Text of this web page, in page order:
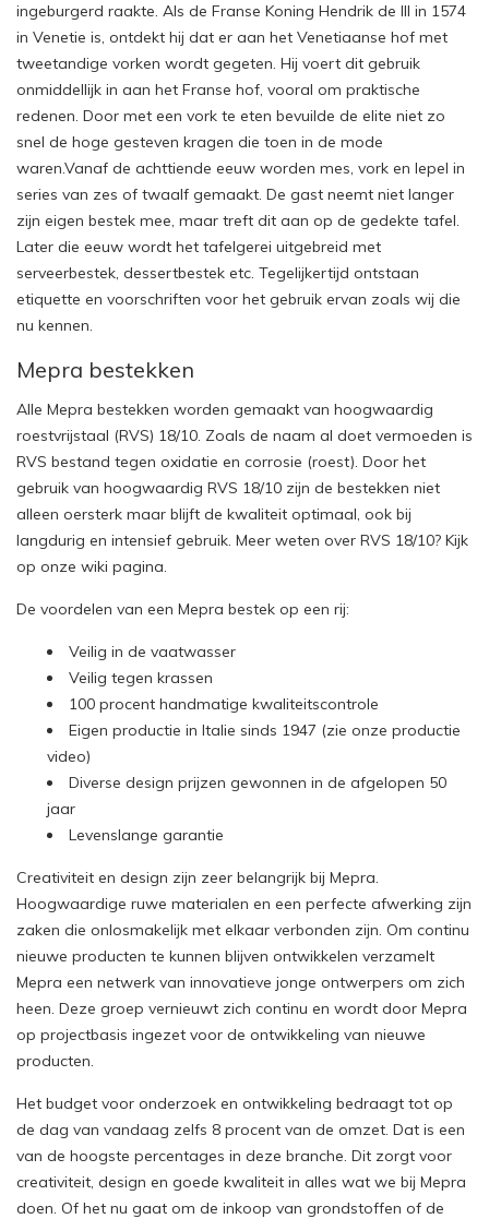
ingeburgerd raakte. Als de Franse Koning Hendrik de III in 1574
in Venetie is, ontdekt hij dat er aan het Venetiaanse hof met
tweetandige vorken wordt gegeten. Hij voert dit gebruik
onmiddellijk in aan het Franse hof, vooral om praktische
redenen. Door met een vork te eten bevuilde de elite niet zo
snel de hoge gesteven kragen die toen in de mode
waren.Vanaf de achttiende eeuw worden mes, vork en lepel in
series van zes of twaalf gemaakt. De gast neemt niet langer
zijn eigen bestek mee, maar treft dit aan op de gedekte tafel.
Later die eeuw wordt het tafelgerei uitgebreid met
serveerbestek, dessertbestek etc. Tegelijkertijd ontstaan
etiquette en voorschriften voor het gebruik ervan zoals wij die
nu kennen.
Mepra bestekken
Alle Mepra bestekken worden gemaakt van hoogwaardig
roestvrijstaal (RVS) 18/10. Zoals de naam al doet vermoeden is
RVS bestand tegen oxidatie en corrosie (roest). Door het
gebruik van hoogwaardig RVS 18/10 zijn de bestekken niet
alleen oersterk maar blijft de kwaliteit optimaal, ook bij
langdurig en intensief gebruik. Meer weten over RVS 18/10? Kijk
op onze wiki pagina.
De voordelen van een Mepra bestek op een rij:
Veilig in de vaatwasser
Veilig tegen krassen
100 procent handmatige kwaliteitscontrole
Eigen productie in Italie sinds 1947 (zie onze productie
video)
Diverse design prijzen gewonnen in de afgelopen 50
jaar
Levenslange garantie
Creativiteit en design zijn zeer belangrijk bij Mepra.
Hoogwaardige ruwe materialen en een perfecte afwerking zijn
zaken die onlosmakelijk met elkaar verbonden zijn. Om continu
nieuwe producten te kunnen blijven ontwikkelen verzamelt
Mepra een netwerk van innovatieve jonge ontwerpers om zich
heen. Deze groep vernieuwt zich continu en wordt door Mepra
op projectbasis ingezet voor de ontwikkeling van nieuwe
producten.
Het budget voor onderzoek en ontwikkeling bedraagt tot op
de dag van vandaag zelfs 8 procent van de omzet. Dat is een
van de hoogste percentages in deze branche. Dit zorgt voor
creativiteit, design en goede kwaliteit in alles wat we bij Mepra
doen. Of het nu gaat om de inkoop van grondstoffen of de